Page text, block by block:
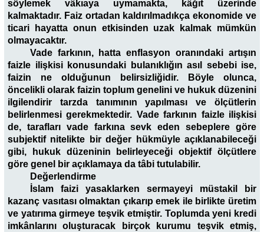
söylemek vâkıaya uymamakta, kâğıt üzerinde
kalmaktadır. Faiz ortadan kaldırılmadıkça ekonomide ve
ticari hayatta onun etkisinden uzak kalmak mümkün
olmayacaktır.
Vade farkının, hatta enflasyon oranındaki artışın
faizle ilişkisi konusundaki bulanıklığın asıl sebebi ise,
faizin ne olduğunun belirsizliğidir. Böyle olunca,
öncelikli olarak faizin toplum genelini ve hukuk düzenini
ilgilendirir tarzda tanımının yapılması ve ölçütlerin
belirlenmesi gerekmektedir. Vade farkının faizle ilişkisi
de, tarafları vade farkına sevk eden sebeplere göre
subjektif nitelikte bir değer hükmüyle açıklanabileceği
gibi, hukuk düzeninin belirleyeceği objektif ölçütlere
göre genel bir açıklamaya da tâbi tutulabilir.
Değerlendirme
İslam faizi yasaklarken sermayeyi müstakil bir
kazanç vasıtası olmaktan çıkarıp emek ile birlikte üretim
ve yatırıma girmeye teşvik etmiştir. Toplumda yeni kredi
imkânlarını oluşturacak birçok kurumu teşvik etmiş,